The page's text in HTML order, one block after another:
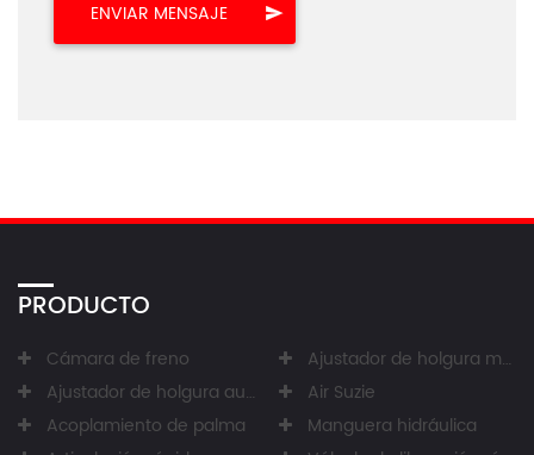
PRODUCTO
Cámara de freno
Ajustador de holgura manual
Ajustador de holgura automático
Air Suzie
Acoplamiento de palma
Manguera hidráulica